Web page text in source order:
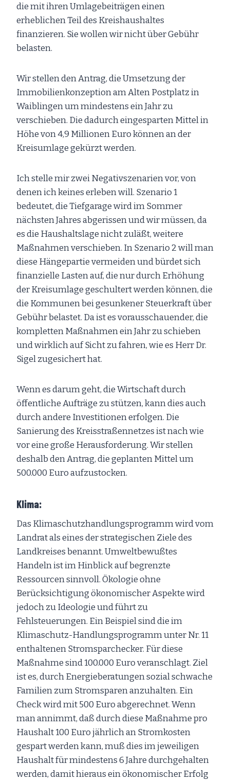
die mit ihren Umlagebeiträgen einen
erheblichen Teil des Kreishaushaltes
finanzieren. Sie wollen wir nicht über Gebühr
belasten.
Wir stellen den Antrag, die Umsetzung der
Immobilienkonzeption am Alten Postplatz in
Waiblingen um mindestens ein Jahr zu
verschieben. Die dadurch eingesparten Mittel in
Höhe von 4,9 Millionen Euro können an der
Kreisumlage gekürzt werden.
Ich stelle mir zwei Negativszenarien vor, von
denen ich keines erleben will. Szenario 1
bedeutet, die Tiefgarage wird im Sommer
nächsten Jahres abgerissen und wir müssen, da
es die Haushaltslage nicht zuläßt, weitere
Maßnahmen verschieben. In Szenario 2 will man
diese Hängepartie vermeiden und bürdet sich
finanzielle Lasten auf, die nur durch Erhöhung
der Kreisumlage geschultert werden können, die
die Kommunen bei gesunkener Steuerkraft über
Gebühr belastet. Da ist es vorausschauender, die
kompletten Maßnahmen ein Jahr zu schieben
und wirklich auf Sicht zu fahren, wie es Herr Dr.
Sigel zugesichert hat.
Wenn es darum geht, die Wirtschaft durch
öffentliche Aufträge zu stützen, kann dies auch
durch andere Investitionen erfolgen. Die
Sanierung des Kreisstraßennetzes ist nach wie
vor eine große Herausforderung. Wir stellen
deshalb den Antrag, die geplanten Mittel um
500.000 Euro aufzustocken.
Klima:
Das Klimaschutzhandlungsprogramm wird vom
Landrat als eines der strategischen Ziele des
Landkreises benannt. Umweltbewußtes
Handeln ist im Hinblick auf begrenzte
Ressourcen sinnvoll. Ökologie ohne
Berücksichtigung ökonomischer Aspekte wird
jedoch zu Ideologie und führt zu
Fehlsteuerungen. Ein Beispiel sind die im
Klimaschutz-Handlungsprogramm unter Nr. 11
enthaltenen Stromsparchecker. Für diese
Maßnahme sind 100.000 Euro veranschlagt. Ziel
ist es, durch Energieberatungen sozial schwache
Familien zum Stromsparen anzuhalten. Ein
Check wird mit 500 Euro abgerechnet. Wenn
man annimmt, daß durch diese Maßnahme pro
Haushalt 100 Euro jährlich an Stromkosten
gespart werden kann, muß dies im jeweiligen
Haushalt für mindestens 6 Jahre durchgehalten
werden, damit hieraus ein ökonomischer Erfolg